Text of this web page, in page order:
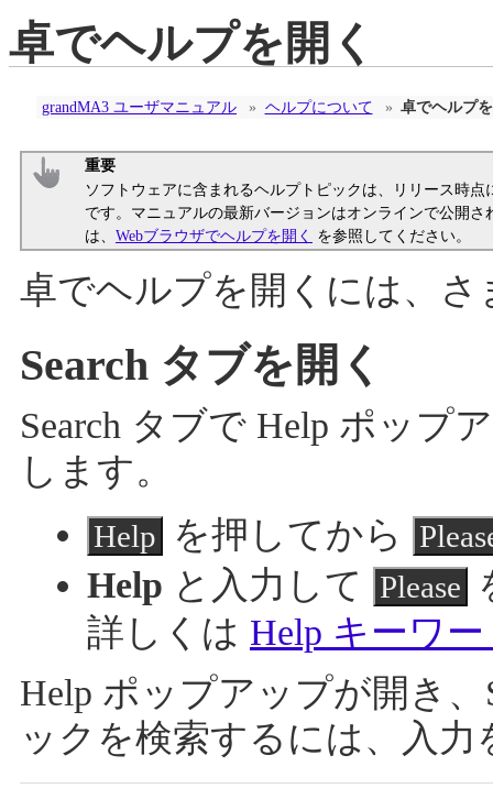
卓でヘルプを開く
grandMA3 ユーザマニュアル » ヘルプについて » 卓でヘルプ
重要
ソフトウェアに含まれるヘルプトピックは、リリース時
です。マニュアルの最新バージョンはオンラインで公開
は、 Webブラウザでヘルプを開く を参照してください。
卓でヘルプを開くには、
Search タブを開く
Search タブで Help ポップ
します。
Help を押してから
Help と入力して Please
詳しくは Help キーワ
Help ポップアップが開き
ックを検索するには、入